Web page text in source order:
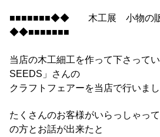
■■■■■■■◆◆ 木工展 小物の
◆◆■■■■■■■
当店の木工細工を作って下さって
SEEDS」さんの
クラフトフェアーを当店で行いまし
たくさんのお客様がいらっしゃっ
の方とお話が出来たと